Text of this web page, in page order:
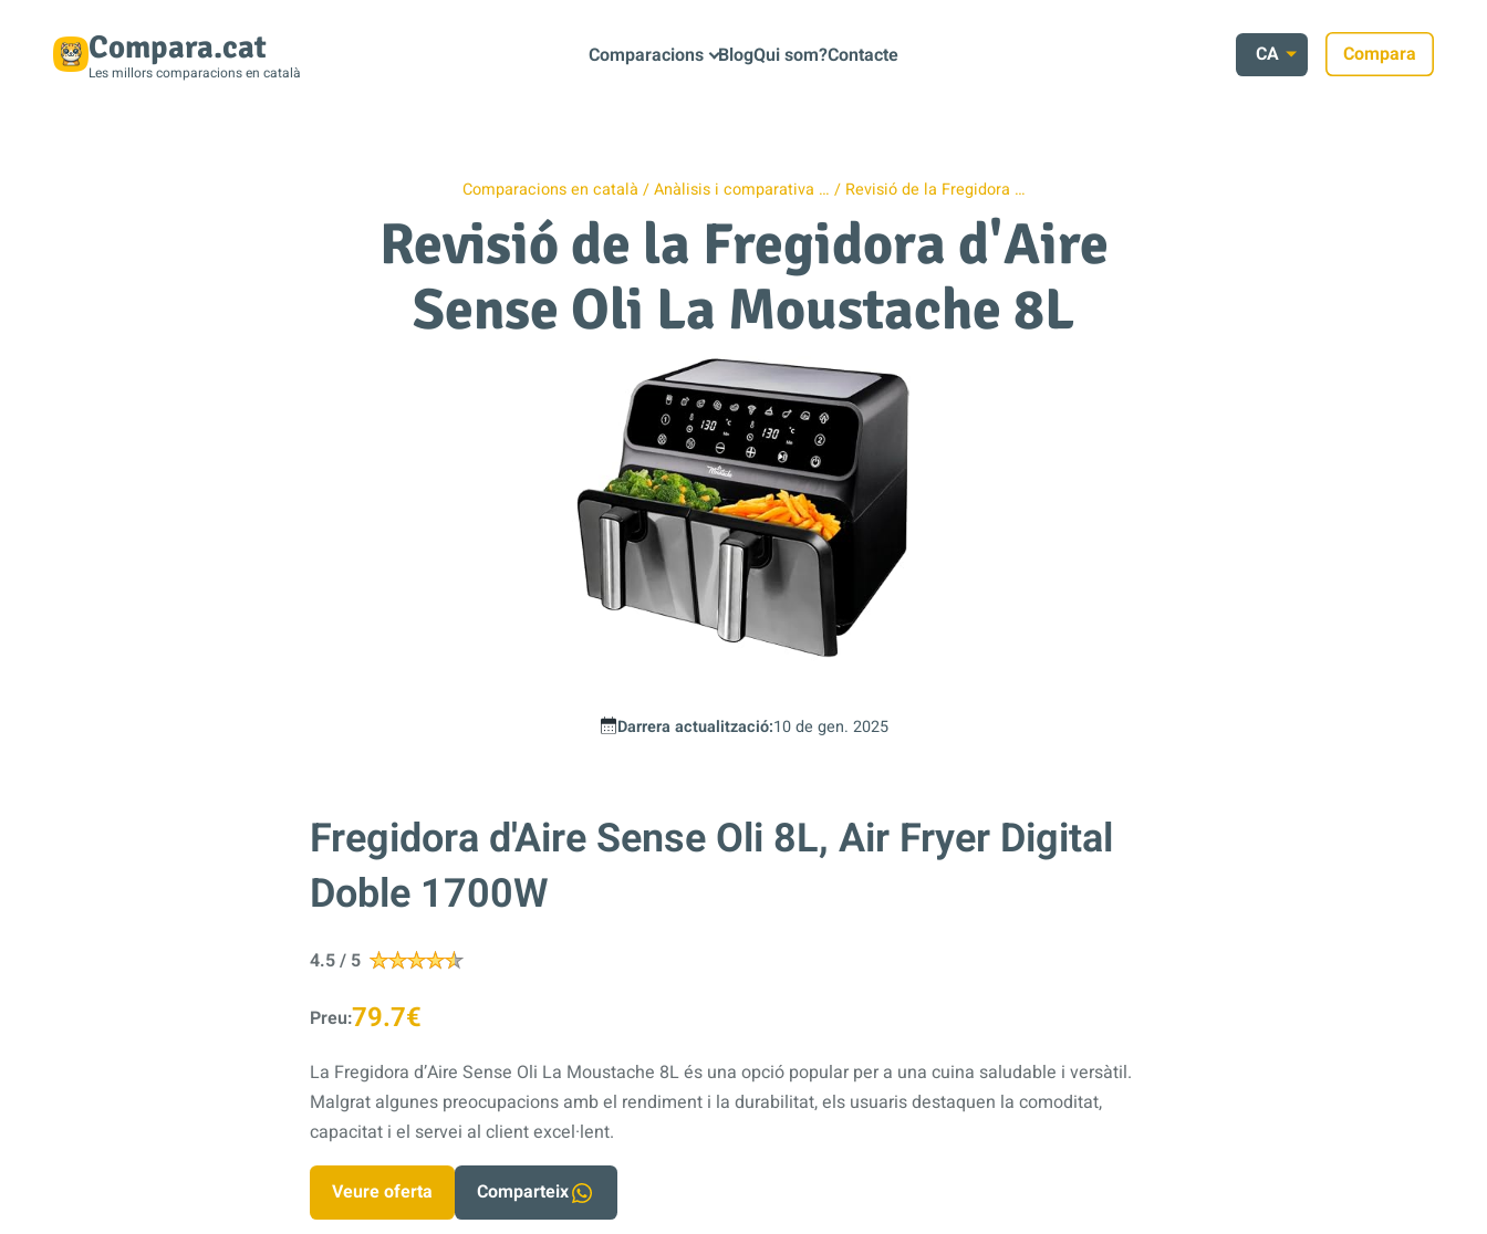
Compara.cat
Les millors comparacions en català
Comparacions BlogQui som?Contacte CA Compara
Comparacions en català Anàlisis i comparativa … Revisió de la Fregidora …
Revisió de la Fregidora d'Aire
Sense Oli La Moustache 8L
Darrera actualització:10 de gen. 2025
Fregidora d'Aire Sense Oli 8L, Air Fryer Digital
Doble 1700W
4.5 / 5
Preu:79.7€
La Fregidora d’Aire Sense Oli La Moustache 8L és una opció popular per a una cuina saludable i versàtil.
Malgrat algunes preocupacions amb el rendiment i la durabilitat, els usuaris destaquen la comoditat,
capacitat i el servei al client excel·lent.
Veure oferta Comparteix